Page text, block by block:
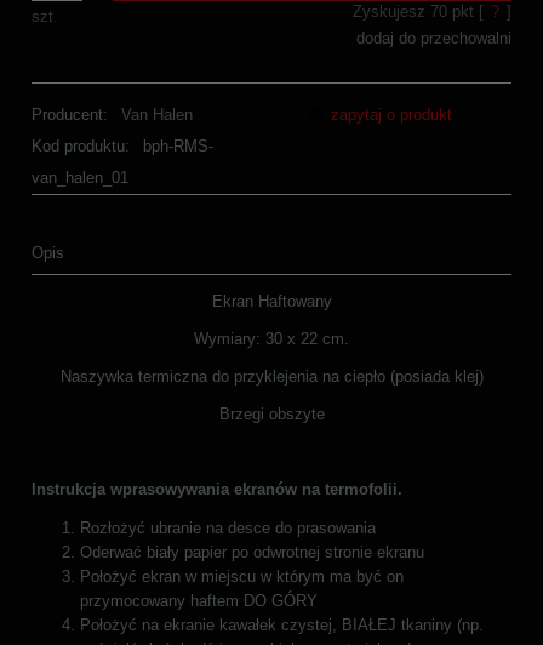
szt. Zyskujesz 70pkt [ ? ]
dodaj do przechowalni
Producent:
Van Halen
Kod produktu:
bph-RMS-
van_halen_01
zapytaj o produkt
Opis
Ekran Haftowany
Wymiary: 30 x 22 cm.
Naszywka termiczna do przyklejenia na ciepło (posiada klej)
Brzegi obszyte
Instrukcja wprasowywania ekranów na termofolii.
Rozłożyć ubranie na desce do prasowania
Oderwać biały papier po odwrotnej stronie ekranu
Położyć ekran w miejscu w którym ma być on
przymocowany haftem DO GÓRY
Położyć na ekranie kawałek czystej, BIAŁEJ tkaniny (np.